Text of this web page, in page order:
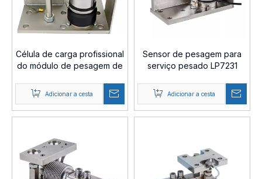
Célula de carga profissional
do módulo de pesagem de
Adicionar a cesta
Sensor de pesagem para
serviço pesado LP7231
Adicionar a cesta